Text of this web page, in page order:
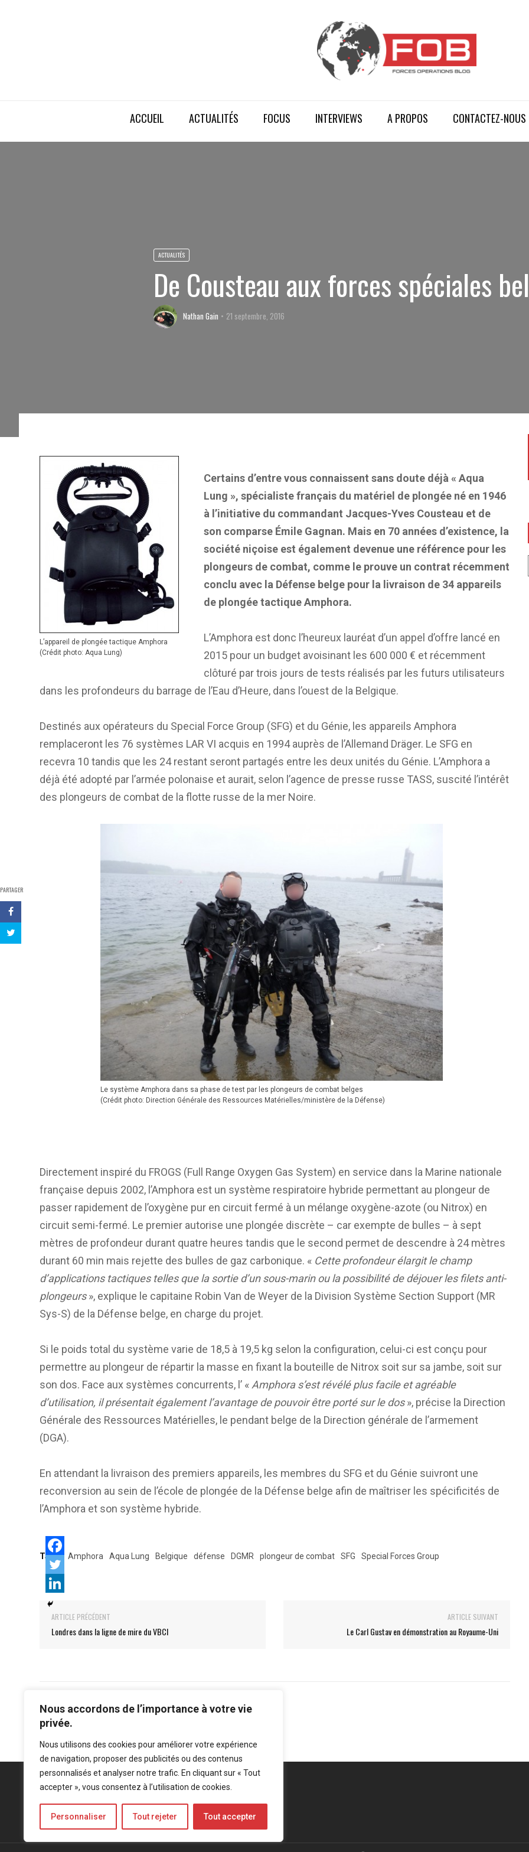
Nous accordons de l’importance à votre vie
privée.
Nous utilisons des cookies pour améliorer votre expérience
de navigation, proposer des publicités ou des contenus
personnalisés et analyser notre trafic. En cliquant sur « Tout
accepter », vous consentez à l’utilisation de cookies.
Personnaliser Tout rejeter Tout accepter
ACCUEIL ACTUALITÉS FOCUS INTERVIEWS A PROPOS CONTACTEZ-NOUS
ACTUALITÉS
De Cousteau aux forces spéciales
Nathan Gain 21 septembre, 2016
PARTAGER
L’appareil de plongée tactique Amphora
(Crédit photo: Aqua Lung)
Certains d’entre vous connaissent sans doute déjà « Aqua
Lung », spécialiste français du matériel de plongée né en 1946
à l’initiative du commandant Jacques-Yves Cousteau et de
son comparse Émile Gagnan. Mais en 70 années d’existence, la
société niçoise est également devenue une référence pour les
plongeurs de combat, comme le prouve un contrat récemment
conclu avec la Défense belge pour la livraison de 34 appareils
de plongée tactique Amphora.
L’Amphora est donc l’heureux lauréat d’un appel d’offre lancé en
2015 pour un budget avoisinant les 600 000 € et récemment
clôturé par trois jours de tests réalisés par les futurs utilisateurs
dans les profondeurs du barrage de l’Eau d’Heure, dans l’ouest de la Belgique.
Destinés aux opérateurs du Special Force Group (SFG) et du Génie, les appareils Amphora
remplaceront les 76 systèmes LAR VI acquis en 1994 auprès de l’Allemand Dräger. Le SFG en
recevra 10 tandis que les 24 restant seront partagés entre les deux unités du Génie. L’Amphora a
déjà été adopté par l’armée polonaise et aurait, selon l’agence de presse russe TASS, suscité l’intérêt
des plongeurs de combat de la flotte russe de la mer Noire.
Le système Amphora dans sa phase de test par les plongeurs de combat belges
(Crédit photo: Direction Générale des Ressources Matérielles/ministère de la Défense)
Directement inspiré du FROGS (Full Range Oxygen Gas System) en service dans la Marine nationale
française depuis 2002, l’Amphora est un système respiratoire hybride permettant au plongeur de
passer rapidement de l’oxygène pur en circuit fermé à un mélange oxygène-azote (ou Nitrox) en
circuit semi-fermé. Le premier autorise une plongée discrète – car exempte de bulles – à sept
mètres de profondeur durant quatre heures tandis que le second permet de descendre à 24 mètres
durant 60 min mais rejette des bulles de gaz carbonique. « Cette profondeur élargit le champ
d’applications tactiques telles que la sortie d’un sous-marin ou la possibilité de déjouer les filets anti-
plongeurs», explique le capitaine Robin Van de Weyer de la Division Système Section Support (MR
Sys-S) de la Défense belge, en charge du projet.
Si le poids total du système varie de 18,5 à 19,5 kg selon la configuration, celui-ci est conçu pour
permettre au plongeur de répartir la masse en fixant la bouteille de Nitrox soit sur sa jambe, soit sur
son dos. Face aux systèmes concurrents, l’ « Amphora s’est révélé plus facile et agréable
d’utilisation, il présentait également l’avantage de pouvoir être porté sur le dos», précise la Direction
Générale des Ressources Matérielles, le pendant belge de la Direction générale de l’armement
(DGA).
En attendant la livraison des premiers appareils, les membres du SFG et du Génie suivront une
reconversion au sein de l’école de plongée de la Défense belge afin de maîtriser les spécificités de
l’Amphora et son système hybride.
Tags: Amphora Aqua Lung Belgique défense DGMR plongeur de combat SFG Special Forces Group
ARTICLE PRÉCÉDENT
Londres dans la ligne de mire du VBCI
ARTICLE SUIVANT
Le Carl Gustav en démonstration au Royaume-Uni
Mentions légales-Politique de confidentialité